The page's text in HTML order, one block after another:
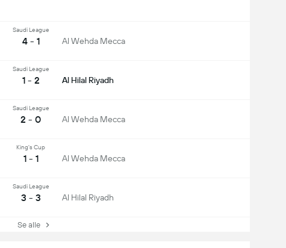
Saudi League
4 - 1 Al Wehda Mecca
Saudi League
1 - 2 Al Hilal Riyadh
Saudi League
2 - 0 Al Wehda Mecca
King's Cup
1 - 1 Al Wehda Mecca
Saudi League
3 - 3 Al Hilal Riyadh
Se alle